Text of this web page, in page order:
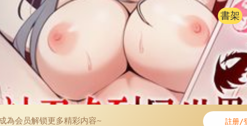
書架
為会员解锁更多精彩内容~ 註册/